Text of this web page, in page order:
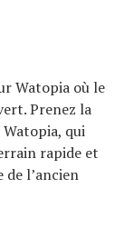
Watopia où le
Prenez la
qui
rapide et
l’ancien